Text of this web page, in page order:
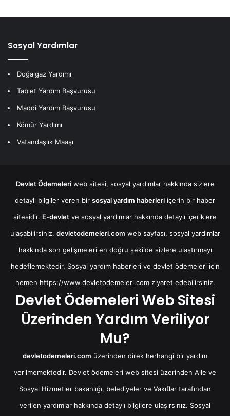
Sosyal Yardımlar
Doğalgaz Yardımı
Tablet Yardım Başvurusu
Maddi Yardım Başvurusu
Kömür Yardımı
Vatandaşlık Maaşı
Devlet Ödemeleriweb sitesi, sosyal yardımlar hakkında sizlere
detaylı bilgiler veren bir sosyal yardım haberleri içerin bir haber
sitesidir. E-devlet ve sosyal yardımlar hakkında detaylı içeriklere
ulaşabilirsiniz. devletodemeleri.com web sayfası, sosyal yardımlar
hakkında son gelişmeleri en doğru şekilde sizlere ulaştırmayı
hedeflemektedir. Sosyal yardım haberleri ve devlet ödemeleri için
hemen https://www.devletodemeleri.comziyaret edebilirsiniz.
Devlet Ödemeleri Web Sitesi
Üzerinden Yardım Veriliyor
Mu?
devletodemeleri.com üzerinden direk herhangi bir yardım
verilmemektedir. Devlet ödemeleri web sitesi üzerinden Aile ve
Sosyal Hizmetler bakanlığı, belediyeler ve Vakıflar tarafından
verilen yardımlar hakkında detaylı bilgilere ulaşırsınız. Sosyal